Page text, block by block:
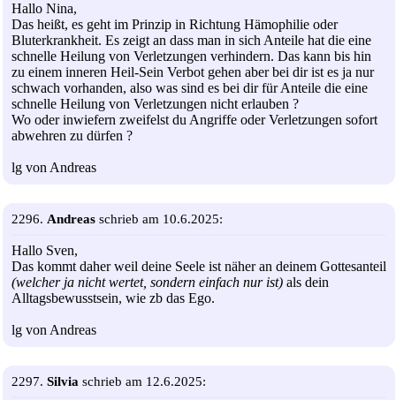
Hallo Nina,
Das heißt, es geht im Prinzip in Richtung Hämophilie oder
Bluterkrankheit. Es zeigt an dass man in sich Anteile hat die eine
schnelle Heilung von Verletzungen verhindern. Das kann bis hin
zu einem inneren Heil-Sein Verbot gehen aber bei dir ist es ja nur
schwach vorhanden, also was sind es bei dir für Anteile die eine
schnelle Heilung von Verletzungen nicht erlauben ?
Wo oder inwiefern zweifelst du Angriffe oder Verletzungen sofort
abwehren zu dürfen ?
lg von Andreas
2296. Andreas schrieb am 10.6.2025:
Hallo Sven,
Das kommt daher weil deine Seele ist näher an deinem Gottesanteil
(welcher ja nicht wertet, sondern einfach nur ist) als dein
Alltagsbewusstsein, wie zb das Ego.
lg von Andreas
2297. Silvia schrieb am 12.6.2025: